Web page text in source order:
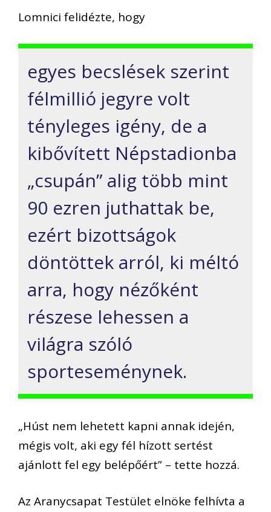
Lomnici felidézte, hogy
egyes becslések szerint
félmillió jegyre volt
tényleges igény, de a
kibővített Népstadionba
„csupán” alig több mint
90 ezren juthattak be,
ezért bizottságok
döntöttek arról, ki méltó
arra, hogy nézőként
részese lehessen a
világra szóló
sporteseménynek.
„Húst nem lehetett kapni annak idején,
mégis volt, aki egy fél hízott sertést
ajánlott fel egy belépőért” – tette hozzá.
Az Aranycsapat Testület elnöke felhívta a